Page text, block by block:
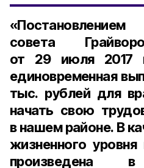
совета
от 29 июля 2017
единовременная
тыс. рублей для
начать свою
в нашем районе. В
жизненного